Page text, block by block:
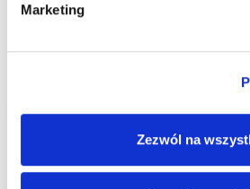
Marketing
Zezwól na
kwalifikowany podpis
potwierdzeniem